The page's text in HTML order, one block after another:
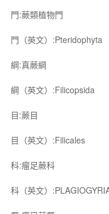
門:蕨類植物門
門（英文）:Pteridophyta
綱:真蕨綱
綱（英文）:Filicopsida
目:蕨目
目（英文）:Filicales
科:瘤足蕨科
科（英文）